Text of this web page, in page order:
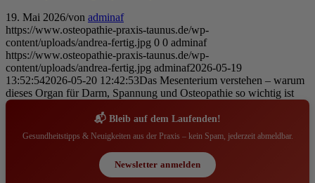
19. Mai 2026/von adminaf
https://www.osteopathie-praxis-taunus.de/wp-
content/uploads/andrea-fertig.jpg 0 0 adminaf
https://www.osteopathie-praxis-taunus.de/wp-
content/uploads/andrea-fertig.jpg adminaf2026-05-19
13:52:542026-05-20 12:42:53Das Mesenterium verstehen – warum
dieses Organ für Darm, Spannung und Osteopathie so wichtig ist
📬 Bleib auf dem Laufenden!
Gesundheitstipps & Neuigkeiten aus der Praxis – kein Spam, jederzeit abmeldbar.
Newsletter anmelden